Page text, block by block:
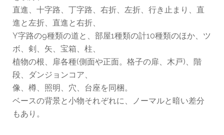
直進、十字路、丁字路、右折、左折、行き止まり、直
進と左折、直進と右折、
Y字路の9種類の道と、部屋1種類の計10種類のほか、ツ
ボ、剣、矢、宝箱、柱、
植物の根、扉各種(側面や正面。格子の扉、木戸)、階
段、ダンジョンコア、
像、樽、照明、穴、台座を同梱。
ベースの背景と小物それぞれに、ノーマルと暗い差分
もあり。